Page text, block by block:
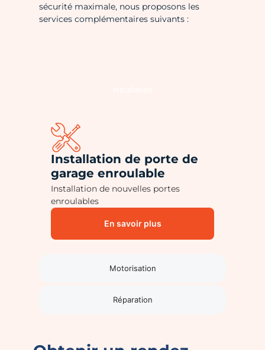
sécurité maximale, nous proposons les
services complémentaires suivants :
Motorisation
Réparation
Installation de porte de
garage enroulable
Installation de nouvelles portes
enroulables
En savoir plus